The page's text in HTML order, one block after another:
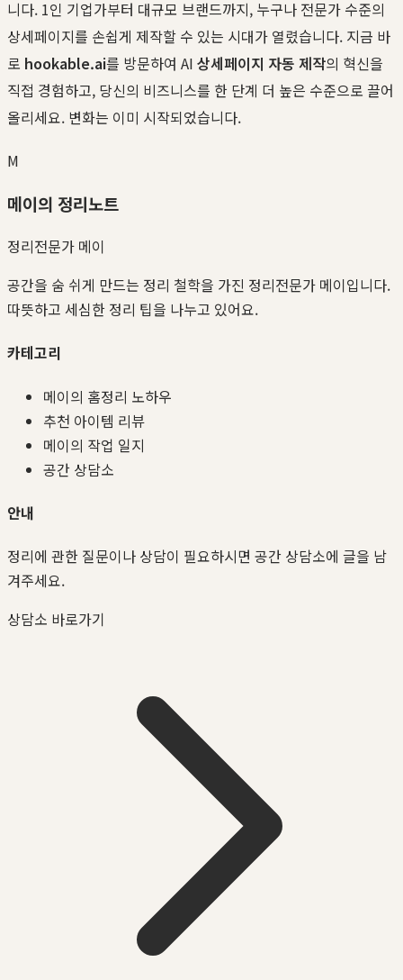
니다. 1인 기업가부터 대규모 브랜드까지, 누구나 전문가 수준의
상세페이지를 손쉽게 제작할 수 있는 시대가 열렸습니다. 지금 바
로 hookable.ai를 방문하여 AI 상세페이지 자동 제작의 혁신을
직접 경험하고, 당신의 비즈니스를 한 단계 더 높은 수준으로 끌어
올리세요. 변화는 이미 시작되었습니다.
M
메이의 정리노트
정리전문가 메이
공간을 숨 쉬게 만드는 정리 철학을 가진 정리전문가 메이입니다.
따뜻하고 세심한 정리 팁을 나누고 있어요.
카테고리
메이의 홈정리 노하우
추천 아이템 리뷰
메이의 작업 일지
공간 상담소
안내
정리에 관한 질문이나 상담이 필요하시면 공간 상담소에 글을 남
겨주세요.
상담소 바로가기